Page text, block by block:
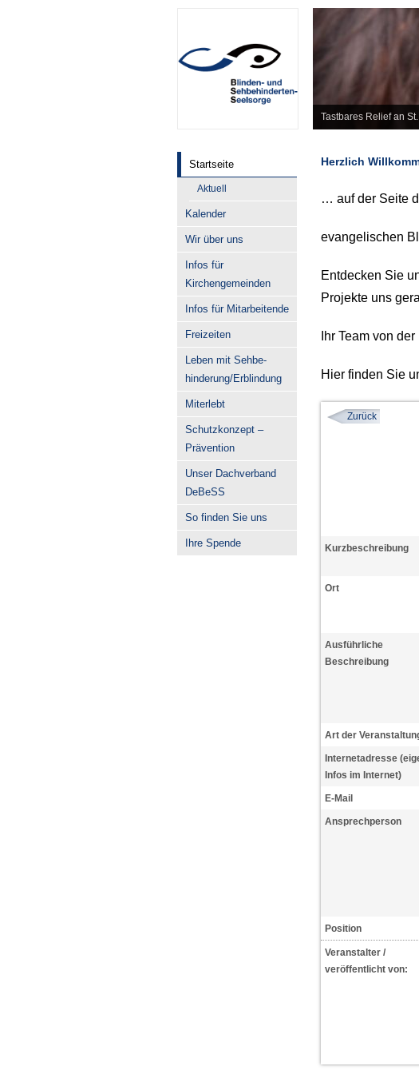
Tastbares Relief an
Startseite
Aktuell
Kalender
Wir über uns
Infos für
Kirchengemeinden
Infos für Mitarbeitende
Freizeiten
Leben mit Sehbe-
hinderung/Erblindung
Miterlebt
Schutzkonzept –
Prävention
Unser Dachverband
DeBeSS
So finden Sie uns
Ihre Spende
Herzlich
… auf der Seite
evangelischen
Entdecken Sie
Projekte uns
Ihr Team von
Hier finden Sie
Zurück
Kurzbeschreibung
Ort
Ausführliche
Beschreibung
Art der
Internetadresse
Infos im Internet)
E-Mail
Ansprechperson
Position
Veranstalter /
veröffentlicht von: